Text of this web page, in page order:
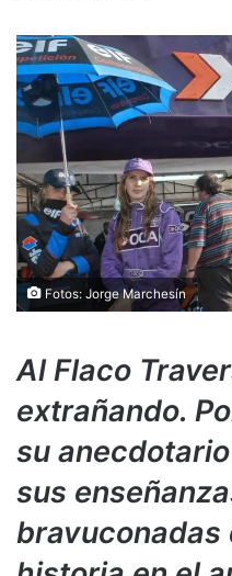
Fotos: Jorge Marchesín
Al Flaco
extrañando.
su
sus
bravuconadas